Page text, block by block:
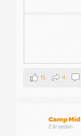
15 4
Camp
2 år sedan